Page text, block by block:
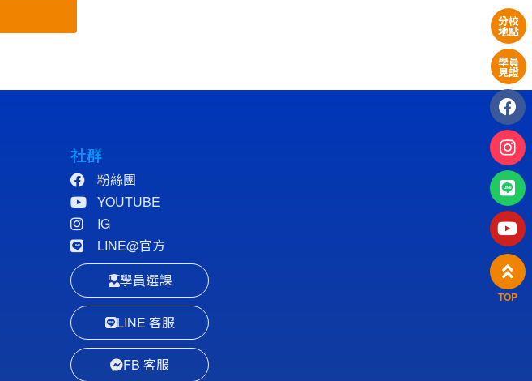
社群
粉絲團
YOUTUBE
IG
LINE@官方
學員選課
LINE 客服
FB 客服
分校
地點
學員
見證
TOP